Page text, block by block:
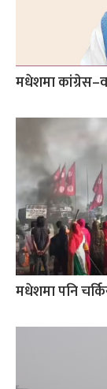
मधेशमा
मधेशमा पनि